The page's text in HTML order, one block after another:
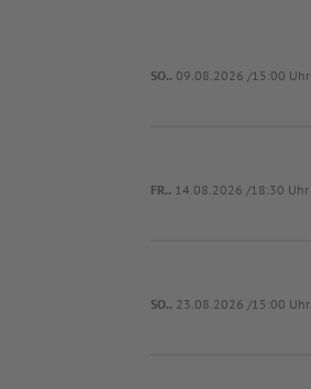
SO.. 09.08.2026 /15:00 Uhr
FR.. 14.08.2026 /18:30 Uhr
SO.. 23.08.2026 /15:00 Uhr